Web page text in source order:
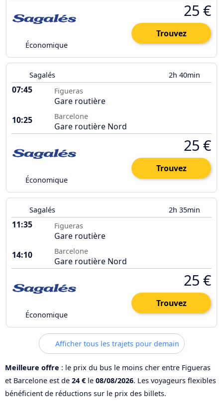
Économique
25 €
Trouvez
Sagalés 2h 40min
07:45 Figueras
Gare routière
10:25
Barcelone
Gare routière Nord
Économique
25 €
Trouvez
Sagalés 2h 35min
11:35 Figueras
Gare routière
14:10
Barcelone
Gare routière Nord
Économique
25 €
Trouvez
Afficher tous les trajets pour demain
Meilleure offre : le prix du bus le moins cher entre Figueras
et Barcelone est de 24 € le 08/08/2026. Les voyageurs flexibles
bénéficient de réductions sur le prix des billets.